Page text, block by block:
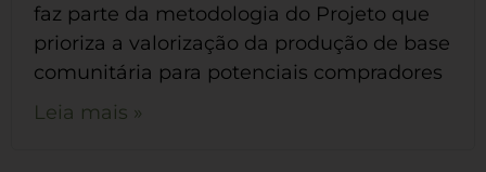
faz parte da metodologia do Projeto que
prioriza a valorização da produção de base
comunitária para potenciais compradores
Leia mais »